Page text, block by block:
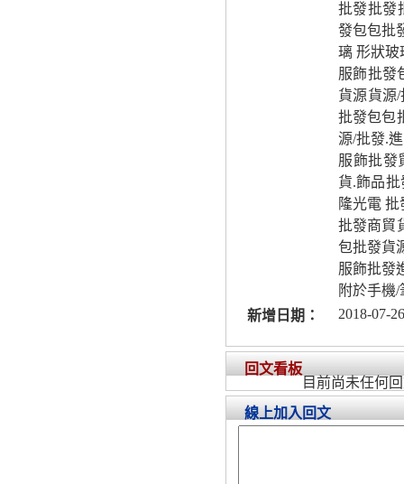
批發批發
發包包批
璃 形狀玻
服飾批發
貨源貨源
批發包包
源/批發.
服飾批發
貨.飾品
隆光電
批發商貿
包批發貨
服飾批發
附於手機
新增日期：
2018-07-
回文看板
目前尚未任何
線上加入回文